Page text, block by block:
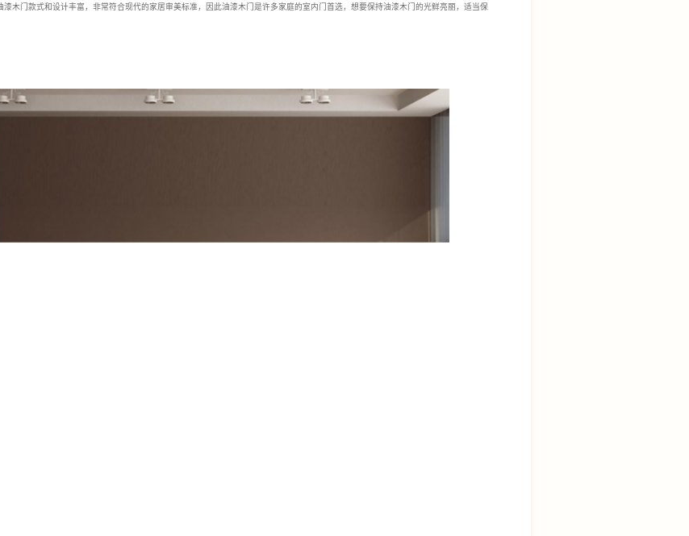
木门款式和设计丰富，非常符合现代的家居审美标准，因此油漆木门是许多家庭的室内门首选，想要保持油漆木门的光鲜亮丽，适当保